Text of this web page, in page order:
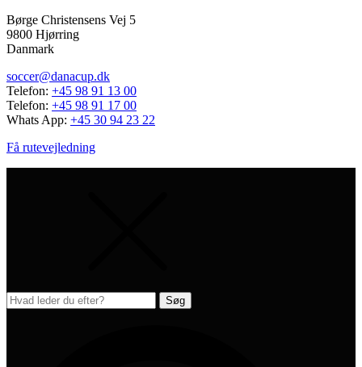
Børge Christensens Vej 5
9800 Hjørring
Danmark
soccer@danacup.dk
Telefon: +45 98 91 13 00
Telefon: +45 98 91 17 00
Whats App: +45 30 94 23 22
Få rutevejledning